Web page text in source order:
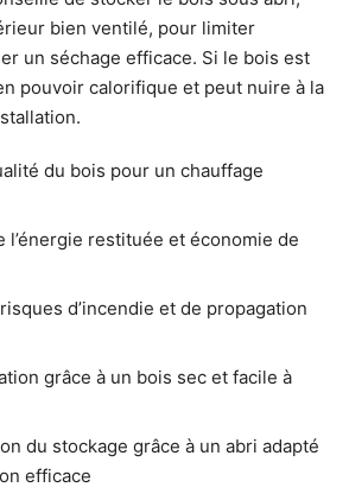
bien ventilé, pour limiter
un séchage efficace. Si le bois est
pouvoir calorifique et peut nuire à la
du bois pour un chauffage
l’énergie restituée et économie de
d’incendie et de propagation
grâce à un bois sec et facile à
du stockage grâce à un abri adapté
efficace